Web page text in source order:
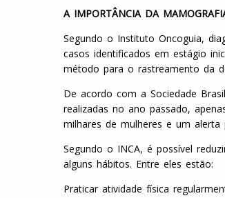
A IMPORTÂNCIA DA
Segundo o Instituto Oncoguia,
casos identificados em estágio
método para o rastreamento da
De acordo com a Sociedade
realizadas no ano passado,
milhares de mulheres e um
Segundo o INCA, é possível
alguns hábitos. Entre eles estão:
Praticar atividade física